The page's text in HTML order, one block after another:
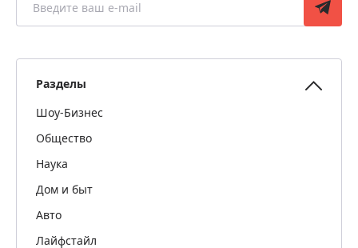
Разделы
Шоу-Бизнес
Общество
Наука
Дом и быт
Авто
Лайфстайл